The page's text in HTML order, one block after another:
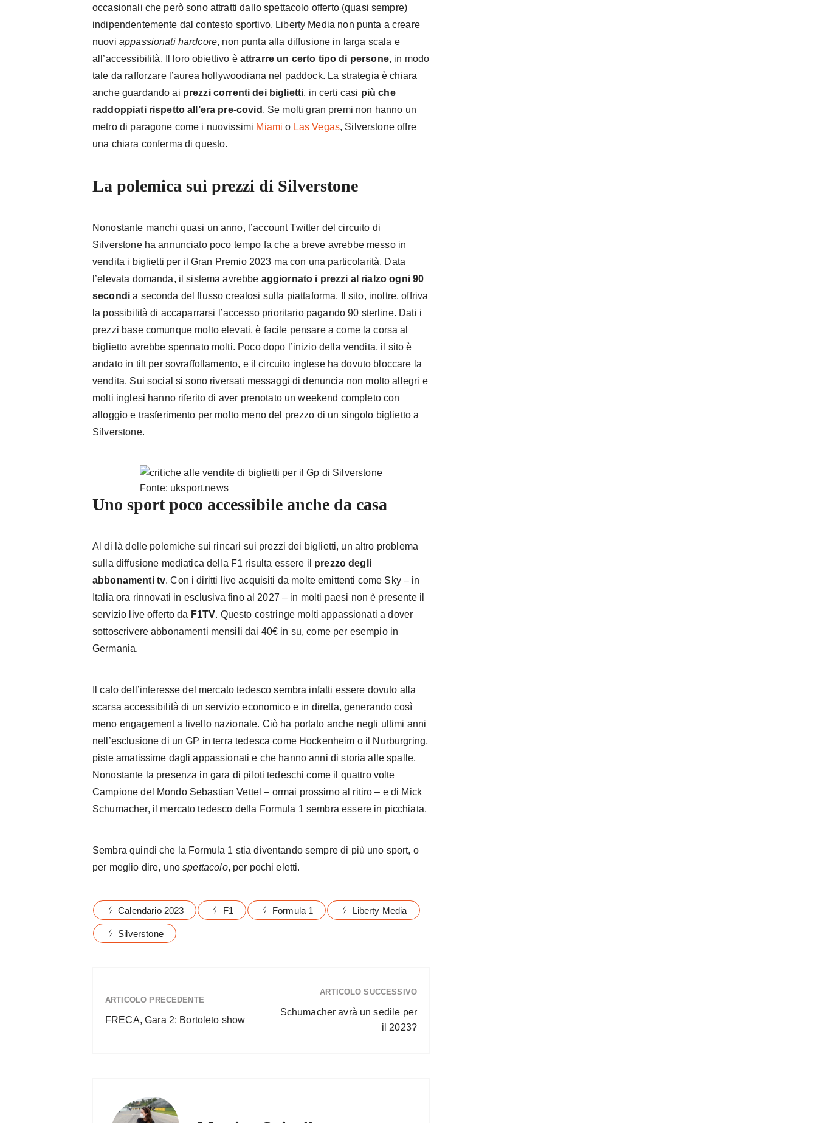
occasionali che però sono attratti dallo spettacolo offerto (quasi sempre)
indipendentemente dal contesto sportivo. Liberty Media non punta a creare
nuovi appassionati hardcore, non punta alla diffusione in larga scala e
all’accessibilità. Il loro obiettivo è attrarre un certo tipo di persone, in modo
tale da rafforzare l’aurea hollywoodiana nel paddock. La strategia è chiara
anche guardando ai prezzi correnti dei biglietti, in certi casi più che
raddoppiati rispetto all’era pre-covid . Se molti gran premi non hanno un
metro di paragone come i nuovissimi Miami o Las Vegas, Silverstone offre
una chiara conferma di questo.
La polemica sui prezzi di Silverstone
Nonostante manchi quasi un anno, l’account Twitter del circuito di
Silverstone ha annunciato poco tempo fa che a breve avrebbe messo in
vendita i biglietti per il Gran Premio 2023 ma con una particolarità. Data
l’elevata domanda, il sistema avrebbe aggiornato i prezzi al rialzo ogni 90
secondi a seconda del flusso creatosi sulla piattaforma. Il sito, inoltre, offriva
la possibilità di accaparrarsi l’accesso prioritario pagando 90 sterline. Dati i
prezzi base comunque molto elevati, è facile pensare a come la corsa al
biglietto avrebbe spennato molti. Poco dopo l’inizio della vendita, il sito è
andato in tilt per sovraffollamento, e il circuito inglese ha dovuto bloccare la
vendita. Sui social si sono riversati messaggi di denuncia non molto allegri e
molti inglesi hanno riferito di aver prenotato un weekend completo con
alloggio e trasferimento per molto meno del prezzo di un singolo biglietto a
Silverstone.
Fonte: uksport.news
Uno sport poco accessibile anche da casa
Al di là delle polemiche sui rincari sui prezzi dei biglietti, un altro problema
sulla diffusione mediatica della F1 risulta essere il prezzo degli
abbonamenti tv. Con i diritti live acquisiti da molte emittenti come Sky – in
Italia ora rinnovati in esclusiva fino al 2027 – in molti paesi non è presente il
servizio live offerto da F1TV. Questo costringe molti appassionati a dover
sottoscrivere abbonamenti mensili dai 40€ in su, come per esempio in
Germania.
Il calo dell’interesse del mercato tedesco sembra infatti essere dovuto alla
scarsa accessibilità di un servizio economico e in diretta, generando così
meno engagement a livello nazionale. Ciò ha portato anche negli ultimi anni
nell’esclusione di un GP in terra tedesca come Hockenheim o il Nurburgring,
piste amatissime dagli appassionati e che hanno anni di storia alle spalle.
Nonostante la presenza in gara di piloti tedeschi come il quattro volte
Campione del Mondo Sebastian Vettel – ormai prossimo al ritiro – e di Mick
Schumacher, il mercato tedesco della Formula 1 sembra essere in picchiata.
Sembra quindi che la Formula 1 stia diventando sempre di più uno sport, o
per meglio dire, unospettacolo, per pochi eletti.
Calendario 2023 F1 Formula 1 Liberty Media
Silverstone
ARTICOLO PRECEDENTE
FRECA, Gara 2: Bortoleto show
ARTICOLO SUCCESSIVO
Schumacher avrà un sedile per
il 2023?